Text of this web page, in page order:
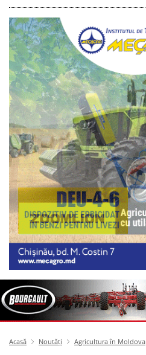
Acasă Noutăți Agricultura în Moldova